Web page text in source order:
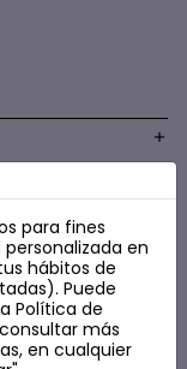
para fines
en
hábitos de
Puede
Política de
más
en cualquier